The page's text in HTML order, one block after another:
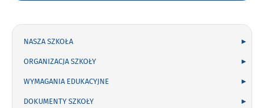
NASZA SZKOŁA
ORGANIZACJA SZKOŁY
WYMAGANIA EDUKACYJNE
DOKUMENTY SZKOŁY